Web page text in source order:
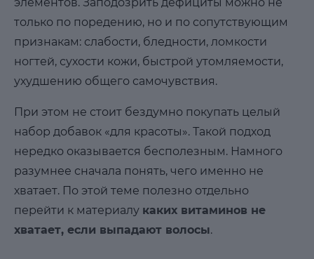
элементов. Заподозрить дефициты можно не
только по поредению, но и по сопутствующим
признакам: слабости, бледности, ломкости
ногтей, сухости кожи, быстрой утомляемости,
ухудшению общего самочувствия.
При этом не стоит бездумно покупать целый
набор добавок «для красоты». Такой подход
нередко оказывается бесполезным. Намного
разумнее сначала понять, чего именно не
хватает. По этой теме полезно отдельно
перейти к материалу каких витаминов не
хватает, если выпадают волосы.